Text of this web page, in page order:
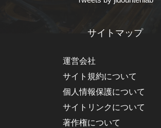
サイトマップ
運営会社
サイト規約について
個人情報保護について
サイトリンクについて
著作権について